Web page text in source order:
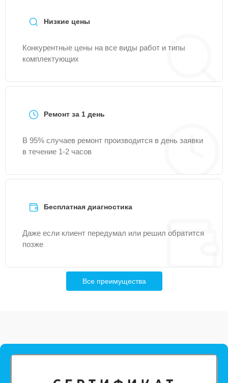
Низкие цены
Конкурентные цены на все виды работ и типы
комплектующих
Ремонт за 1 день
В 95% случаев ремонт производится в день заявки
в течение 1-2 часов
Бесплатная диагностика
Даже если клиент передумал или решил обратится
позже
Все преимущества